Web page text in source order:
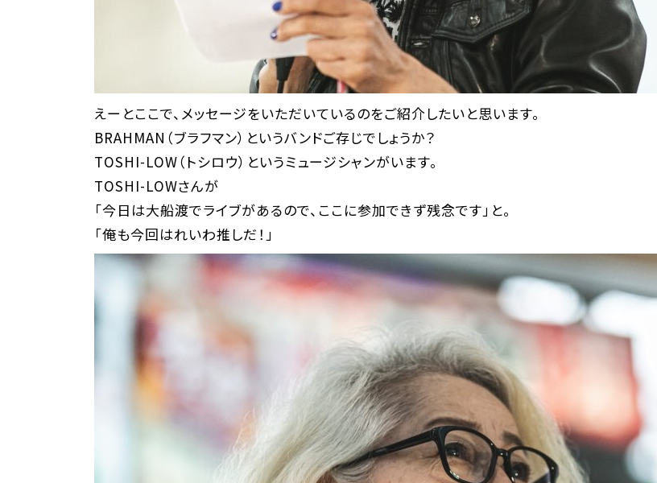
えーとここで、メッセージをいただいているのをご紹介したいと思います。
BRAHMAN（ブラフマン）というバンドご存じでしょうか？
TOSHI-LOW（トシロウ）というミュージシャンがいます。
TOSHI-LOWさんが
「今日は大船渡でライブがあるので、ここに参加できず残念です」と。
「俺も今回はれいわ推しだ！」